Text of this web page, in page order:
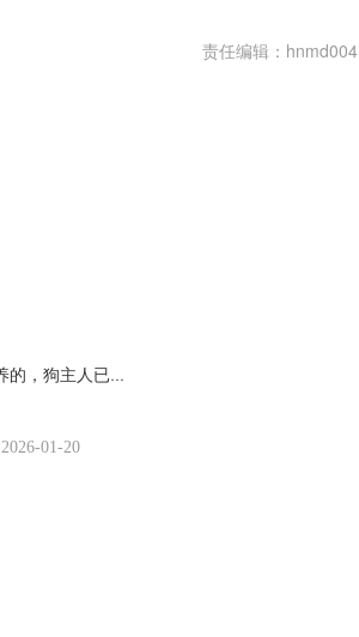
责任编辑：hnmd004
广东汕头两女生骑车被狗追咬，其中一名女生跟腱被咬断！附近居民：狗是私人养的，狗主人已被警方传唤 每日视讯
2026-01-20